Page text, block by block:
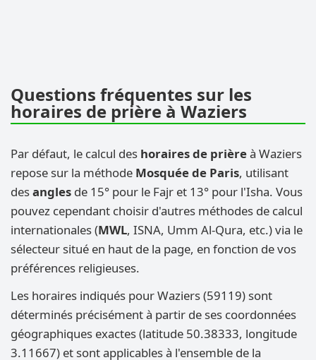
Questions fréquentes sur les
horaires de prière à Waziers
Par défaut, le calcul des horaires de prièreà Waziers
repose sur la méthode Mosquée de Paris, utilisant
desangles de 15° pour le Fajr et 13° pour l'Isha. Vous
pouvez cependant choisir d'autres méthodes de calcul
internationales (MWL, ISNA, Umm Al-Qura, etc.) via le
sélecteur situé en haut de la page, en fonction de vos
préférences religieuses.
Les horaires indiqués pour Waziers (59119) sont
déterminés précisément à partir de ses coordonnées
géographiques exactes (latitude 50.38333, longitude
3.11667) et sont applicables à l'ensemble de la